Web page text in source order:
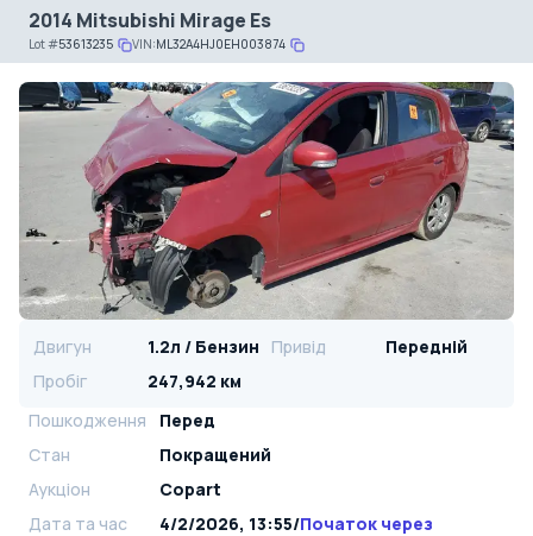
2014 Mitsubishi Mirage Es
Lot#53613235 VIN:ML32A4HJ0EH003874
Двигун 1.2л / Бензин Привід
Передній
Пробіг
247,942 км
Пошкодження
Перед
Стан
Покращений
Аукціон
Copart
Дата та час
4/2/2026, 13:55/Початок через